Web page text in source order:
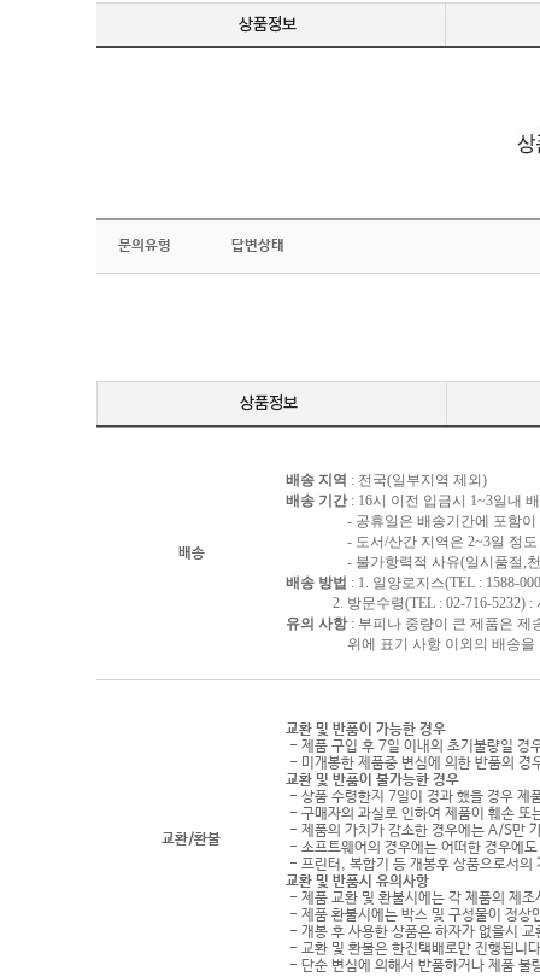
문의유형 답변상태
배송
배송 지역 : 전국(일부지역 제외)
배송 기간 : 16시 이전 입금시 1~3일내
- 공휴일은 배송기간에 포함이
- 도서/산간 지역은 2~3일 정도
- 불가항력적 사유(일시품절,천재
배송 방법 : 1. 일양로지스(TEL : 1588-
2. 방문수령(TEL : 02-716-5232) :
유의 사항: 부피나 중량이 큰 제품은 제
위에 표기 사항 이외의 배송을 원
교환/환불
교환 및 반품이 가능한 경우
- 제품 구입 후 7일 이내의 초기불량일 경
- 미개봉한 제품중 변심에 의한 반품의 경
교환 및 반품이 불가능한 경우
- 상품 수령한지 7일이 경과 했을 경우 제
- 구매자의 과실로 인하여 제품이 훼손 또
- 제품의 가치가 감소한 경우에는 A/S만
- 소프트웨어의 경우에는 어떠한 경우에
- 프린터, 복합기 등 개봉후 상품으로서의
교환 및 반품시 유의사항
- 제품 교환 및 환불시에는 각 제품의 제
- 제품 환불시에는 박스 및 구성물이 정상
- 개봉 후 사용한 상품은 하자가 없을시
- 교환 및 환불은 한진택배로만 진행됩니
- 단순 변심에 의해서 반품하거나 제품